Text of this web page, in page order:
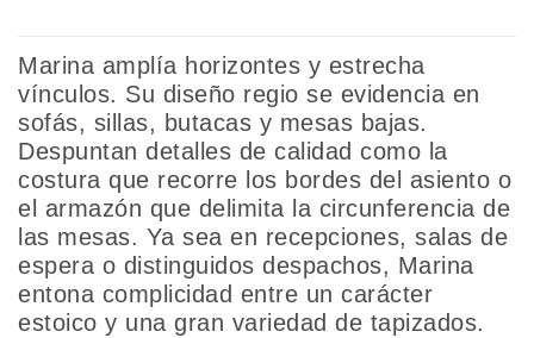
Marina amplía horizontes y estrecha
vínculos. Su diseño regio se evidencia en
sofás, sillas, butacas y mesas bajas.
Despuntan detalles de calidad como la
costura que recorre los bordes del asiento o
el armazón que delimita la circunferencia de
las mesas. Ya sea en recepciones, salas de
espera o distinguidos despachos, Marina
entona complicidad entre un carácter
estoico y una gran variedad de tapizados.